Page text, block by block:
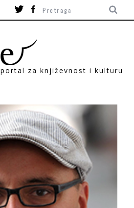
portal za književnost i kulturu